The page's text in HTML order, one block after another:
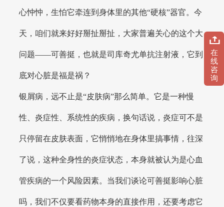
心忡忡，生怕它牵连到身体里的其他“硬核”器官。今
天，咱们就来好好掰扯掰扯，大家普遍关心的这个大
问题——可善挺，也就是司库奇尤单抗注射液，它到
底对心脏是福是祸？
银屑病，远不止是“皮肤病”那么简单。它是一种慢
性、炎症性、系统性的疾病，换句话说，炎症可不是
只停留在皮肤表面，它悄悄地在身体里搞事情，往深
了说，这种全身性的炎症状态，本身就被认为是心血
管疾病的一个风险因素。当我们谈论可善挺影响心脏
吗，我们不仅要看药物本身的直接作用，还要考虑它
在
线
咨
询